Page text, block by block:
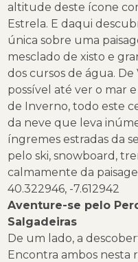
altitude deste ícone
Estrela. E daqui
única sobre uma
mesclado de xisto e
dos cursos de água. De
possível até ver o mar
de Inverno, todo este
da neve que leva
íngremes estradas da
pelo ski, snowboard,
calmamente da
40.322946, -7.612942
Aventure-se pelo
Salgadeiras
De um lado, a
Encontra ambos nesta